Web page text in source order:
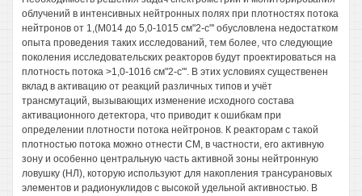
облучений в интенсивных нейтронных полях при плотностях потока
нейтронов от 1,(М014 до 5,0-1015 см"2-с"' обусловлена недостатком
опыта проведения таких исследований, тем более, что следующие
поколения исследовательских реакторов будут проектироваться на
плотность потока >1,0-1016 см"2-с"'. В этих условиях существенен
вклад в активацию от реакций различных типов и учёт
трансмутаций, вызывающих изменение исходного состава
активационного детектора, что приводит к ошибкам при
определении плотности потока нейтронов. К реакторам с такой
плотностью потока можно отнести СМ, в частности, его активную
зону и особенно центральную часть активной зоны нейтронную
ловушку (НЛ), которую используют для накопления трансурановых
элементов и радионуклидов с высокой удельной активностью. В